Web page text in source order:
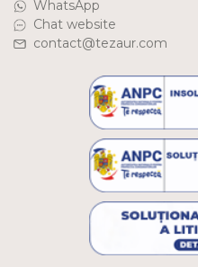
WhatsApp
Chat website
contact@tezaur.com